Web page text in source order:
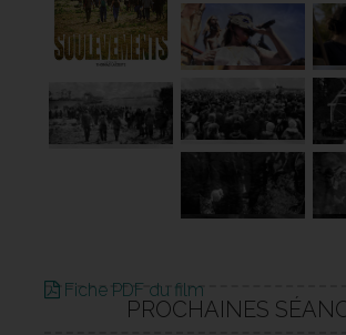
Fiche PDF du film
PROCHAINES